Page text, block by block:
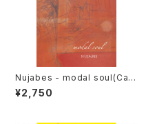
Nujabes - modal soul(Cas
sette Tape)
¥2,750